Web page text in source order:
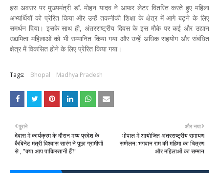
इस अवसर पर मुख्यमंत्री डॉ. मोहन यादव ने आफर लेटर वितरित करते हुए महिला
अभ्यर्थियों को प्रेरित किया और उन्हें तकनीकी शिक्षा के क्षेत्र में आगे बढ़ने के लिए
समर्थन दिया। इसके साथ ही, अंतरराष्ट्रीय दिवस के इस मौके पर कई और उद्यान
उद्यमिता महिलाओं को भी सम्मानित किया गया और उन्हें अधिक सहयोग और संबंधित
क्षेत्र में विकसित होने के लिए प्रेरित किया गया।
Tags: Bhopal Madhya Pradesh
और नया
भोपाल में आयोजित अंतरराष्ट्रीय रामायण
सम्मेलन: भगवान राम की महिमा का चित्रण
और महिलाओं का सम्मान
पुराने
देवास में कार्यक्रम के दौरान मध्य प्रदेश के
कैबिनेट मंत्री विश्वास सारंग ने पूछा ग्रामीणों
से , "क्या आप पाकिस्तानी हैं?"